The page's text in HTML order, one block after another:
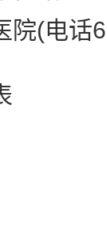
院(电话